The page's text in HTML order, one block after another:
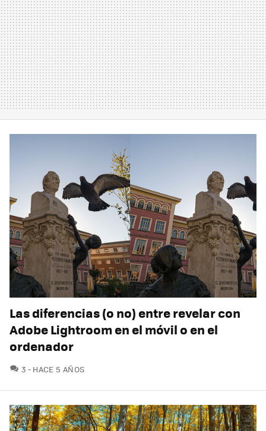
Las diferencias (o no) entre revelar con
Adobe Lightroom en el móvil o en el
ordenador
3 COMENTARIOS
HACE 5 AÑOS